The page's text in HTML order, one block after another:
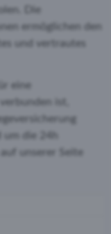
Die
ermöglichen den
und vertrautes
eine
ist,
die 24h
unserer Seite